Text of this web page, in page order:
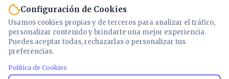
Noticias y análisis de economía, mercados,
Configuración de Cookies
Usamos cookies propias y de terceros para analizar el tráfico,
personalizar contenido y brindarte una mejor experiencia.
Puedes aceptar todas, rechazarlas o personalizar tus
preferencias.
Política de Cookies